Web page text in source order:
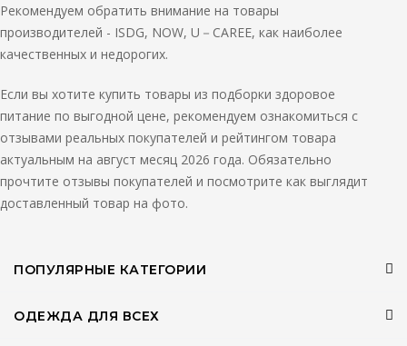
Рекомендуем обратить внимание на товары
производителей - ISDG, NOW, U－CAREE, как наиболее
качественных и недорогих.
Если вы хотите купить товары из подборки здоровое
питание по выгодной цене, рекомендуем ознакомиться с
отзывами реальных покупателей и рейтингом товара
актуальным на август месяц 2026 года. Обязательно
прочтите отзывы покупателей и посмотрите как выглядит
доставленный товар на фото.
ПОПУЛЯРНЫЕ КАТЕГОРИИ
ОДЕЖДА ДЛЯ ВСЕХ